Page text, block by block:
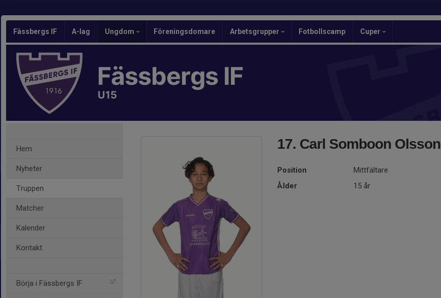
Fässbergs IF A-lag Ungdom Föreningsdomare Arbetsgrupper Fotbollscamp Cuper
Fässbergs IF
U15
Hem
Nyheter
Truppen
Matcher
Kalender
Kontakt
Börja i Fässbergs IF
17. Carl Somboon Olsson
Position
Mittfältare
Ålder
15 år